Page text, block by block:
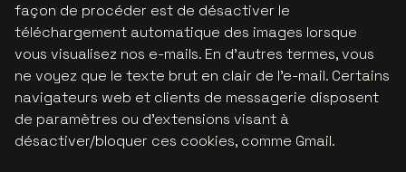
façon de procéder est de désactiver le
téléchargement automatique des images lorsque
vous visualisez nos e-mails. En d’autres termes, vous
ne voyez que le texte brut en clair de l'e-mail. Certains
navigateurs web et clients de messagerie disposent
de paramètres ou d’extensions visant à
désactiver/bloquer ces cookies, comme Gmail.